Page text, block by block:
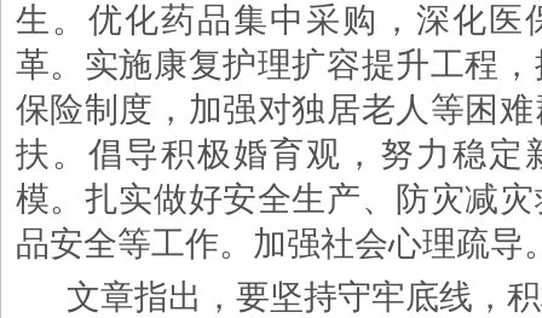
生。优化药品集中采购，深化医
革。实施康复护理扩容提升工程
保险制度，加强对独居老人等困
扶。倡导积极婚育观，努力稳定
模。扎实做好安全生产、防灾减
品安全等工作。加强社会心理疏导
文章指出，要坚持守牢底线，